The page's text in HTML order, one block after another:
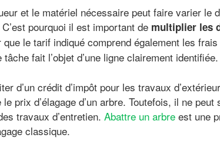
et le matériel nécessaire peut faire varier
pourquoi il est important de multiplier les
le tarif indiqué comprend également les frais
fait l’objet d’une ligne clairement identifiée.
d’un crédit d’impôt pour les travaux
prix d’élagage d’un arbre. Toutefois, il ne peut
travaux d’entretien. Abattre un arbreest une
classique.